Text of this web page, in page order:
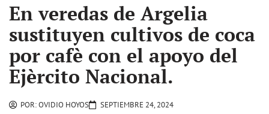
En veredas de Argelia
sustituyen cultivos de coca
por cafè con el apoyo del
Ejèrcito Nacional.
POR:OVIDIO HOYOS SEPTIEMBRE 24, 2024